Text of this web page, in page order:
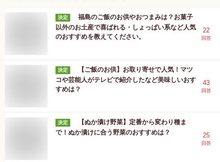
決定
福島のご飯のお供やおつまみは？お菓子
以外のお土産で喜ばれる・しょっぱい系など人気
のおすすめを教えてください。
22
回答
決定
【ご飯のお供】お取り寄せで人気！マツ
コや芸能人がテレビで紹介したなど美味しいおす
すめは？
43
回答
決定
【ぬか漬け野菜】定番から変わり種ま
で！ぬか漬けに合う野菜のおすすめは？
25
回答